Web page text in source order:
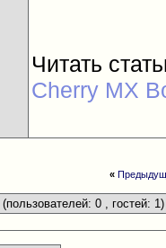
Читать
Cherry MX
«
(пользователей: 0 , гостей: 1)